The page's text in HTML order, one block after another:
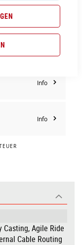
Info
Info
Casting, Agile Ride
Cable Routing